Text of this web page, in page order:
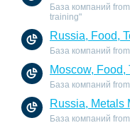
База компаний
training"
Russia, Food,
База компаний
Moscow, Food,
База компаний
Russia, Metals
База компаний